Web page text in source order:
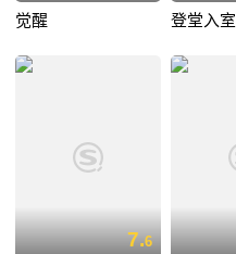
觉醒 登堂入室
7.6